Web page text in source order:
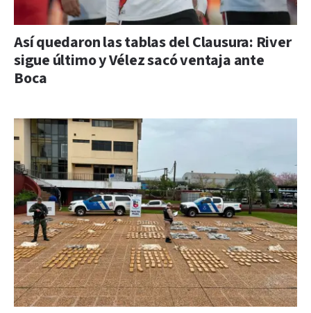
Así quedaron las tablas del Clausura: River
sigue último y Vélez sacó ventaja ante
Boca